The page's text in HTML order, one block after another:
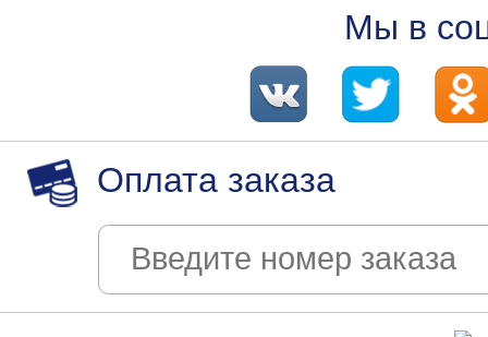
Мы в
Оплата заказа